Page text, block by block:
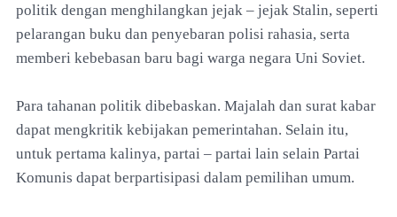
politik dengan menghilangkan jejak – jejak Stalin, seperti
pelarangan buku dan penyebaran polisi rahasia, serta
memberi kebebasan baru bagi warga negara Uni Soviet.
Para tahanan politik dibebaskan. Majalah dan surat kabar
dapat mengkritik kebijakan pemerintahan. Selain itu,
untuk pertama kalinya, partai – partai lain selain Partai
Komunis dapat berpartisipasi dalam pemilihan umum.